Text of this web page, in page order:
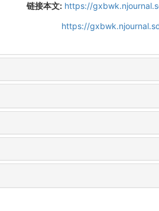
链接本文: https://
https://